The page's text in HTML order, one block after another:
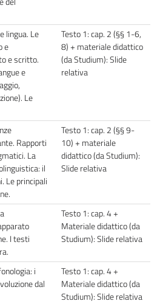
lingua. Le
e
e scritto.
e
Le
Testo 1: cap. 2 (§§ 1-6,
8) + materiale didattico
(da Studium): Slide
relativa
Rapporti
La
il
Le principali
Testo 1: cap. 2 (§§ 9-
10) + materiale
didattico (da Studium):
Slide relativa
I testi
Testo 1: cap. 4 +
Materiale didattico (da
Studium): Slide relativa
i
dal
Testo 1: cap. 4 +
Materiale didattico (da
Studium): Slide relativa